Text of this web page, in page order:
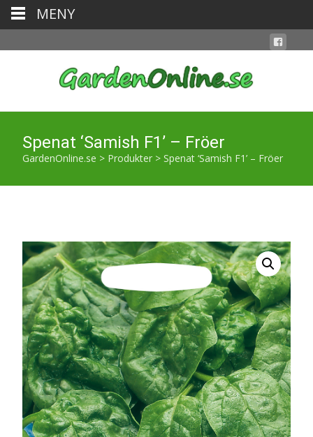
Spenat ‘Samish F1’ – Fröer
GardenOnline.se > Produkter > Spenat ‘Samish F1’ – Fröer
MENY